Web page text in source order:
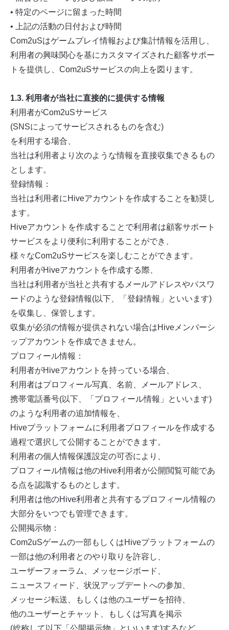
• 特定のページに留まった時間
• 上記の活動の日付および時間
Com2uSはゲームプレイ情報および集計情報を活用し、
利用者の興味関心を基にカスタマイズされた顧客サポー
トを提供し、Com2uSサービスの向上を図ります。
1.3. 利用者が当社に直接的に提供する情報
利用者がCom2uSサービス
(SNSによってサービスされるものを含む)
を利用する場合、
当社は利用者より次のような情報を直接収集できるもの
とします。
登録情報：
当社は利用者にHiveアカウントを作成することを勧奨し
ます。
Hiveアカウントを作成することで利用者は顧客サポート
サービスをより便利に利用することができ、
様々なCom2uSサービスを楽しむことができます。
利用者がHiveアカウントを作成する際、
当社は利用者が当社と共有するメールアドレスやパスワ
ードのような登録情報(以下、「登録情報」といいます)
を収集し、保管します。
収集が必須の情報が提供されない場合はHiveメンバーシ
ップアカウントを作成できません。
プロフィール情報：
利用者がHiveアカウントを持っている場合、
利用者はプロフィール写真、名前、メールアドレス、
携帯電話番号(以下、「プロフィール情報」といいます)
のような利用者の追加情報を、
Hiveプラットフォームに利用者プロフィールを作成する
過程で選択して公開することができます。
利用者の個人情報保護設定の可否により、
プロフィール情報は他のHive利用者が公開閲覧可能であ
る点を認識するものとします。
利用者は他のHive利用者と共有するプロフィール情報の
大部分をいつでも管理できます。
公開掲示物：
Com2uSゲームの一部もしくはHiveプラットフォームの
一部は他の利用者とのやり取りを許容し、
ユーザーフォーラム、メッセージボード、
ニュースフィード、状況アップデートへの参加、
メッセージ転送、もしくは他のユーザーを招待、
他のユーザーとチャット、もしくは写真を掲示
(総称して以下「公開掲示物」といいます)するなど、